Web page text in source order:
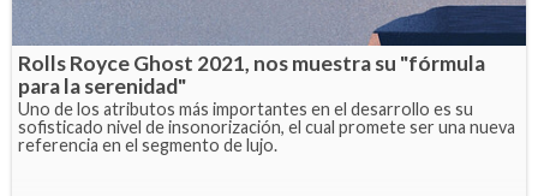
Rolls Royce Ghost 2021, nos muestra su "fórmula
para la serenidad"
Uno de los atributos más importantes en el desarrollo es su
sofisticado nivel de insonorización, el cual promete ser una nueva
referencia en el segmento de lujo.